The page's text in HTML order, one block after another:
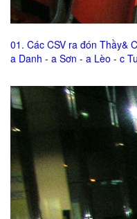
01. Các CSV ra đón Thầy&
a Danh - a Sơn - a Lèo - c